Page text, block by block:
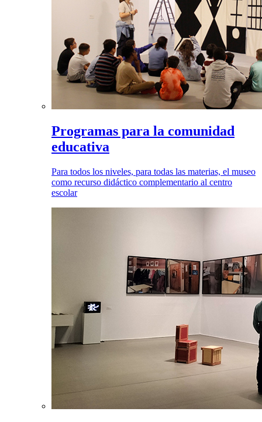
Programas para la comunidad
educativa
Para todos los niveles, para todas las materias, el museo
como recurso didáctico complementario al centro
escolar